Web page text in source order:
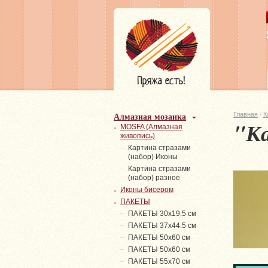
Главная /
Алмазная мозаика
MOSFA (Алмазная
живопись)
Картина стразами
(набор) Иконы
Картина стразами
(набор) разное
Иконы бисером
ПАКЕТЫ
ПАКЕТЫ 30х19.5 см
ПАКЕТЫ 37х44.5 см
ПАКЕТЫ 50х60 см
ПАКЕТЫ 50х60 см
ПАКЕТЫ 55х70 см